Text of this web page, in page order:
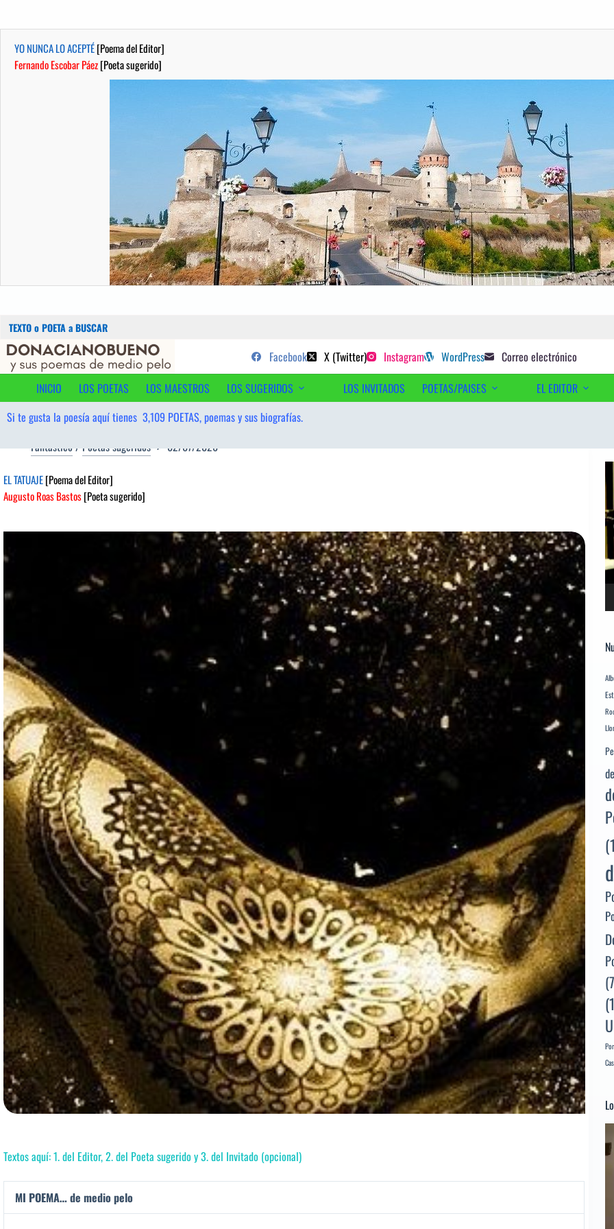
YO NUNCA LO ACEPTÉ[Poema del Editor]
Fernando Escobar Páez[Poeta sugerido]
Saltar
contenido
...sus poemas de medio pelo y poetas sugeridos
Facebook X (Twitter) Instagram WordPress Correo electrónico
INICIO
LOS POETAS LOS MAESTROS LOS SUGERIDOS LOS INVITADOS POETAS/PAISES EL EDITOR
Si te gusta la poesía aquí tienes 3,109 POETAS, poemas y sus biografías.
Fantástico/Poetas sugeridos 02/07/2026
EL TATUAJE[Poema del Editor]
Augusto Roas Bastos[Poeta sugerido]
Textos aquí: 1. del Editor, 2. del Poeta sugerido y 3. del Invitado (opcional)
MI POEMA… de medio pelo
de
de